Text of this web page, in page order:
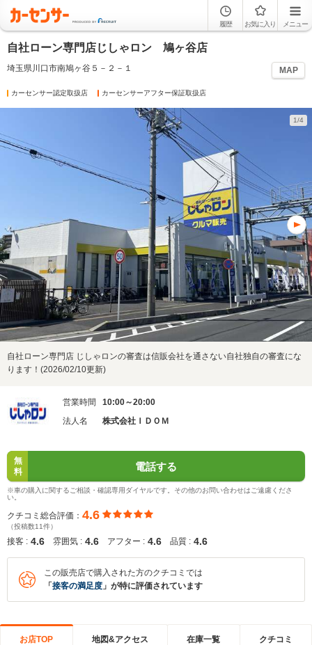
履歴 お気に入り メニュー
自社ローン専門店じしゃロン 鳩ヶ谷店
埼玉県川口市南鳩ヶ谷５－２－１ MAP
カーセンサー認定取扱店 カーセンサーアフター保証取扱店
1/4
自社ローン専門店 じしゃロンの審査は信販会社を通さない自社独自の審査にな
ります！(2026/02/10更新)
営業時間
10:00～20:00
法人名
株式会社ＩＤＯＭ
無
料
電話する
※車の購入に関するご相談・確認専用ダイヤルです。その他のお問い合わせはご遠慮くださ
い。
クチコミ総合評価： 4.6
（投稿数11件）
接客 : 4.6 雰囲気 : 4.6 アフター : 4.6 品質 : 4.6
この販売店で購入された方のクチコミでは
「 接客の満足度 」が特に評価されています
お店TOP 地図&アクセス 在庫一覧 クチコミ